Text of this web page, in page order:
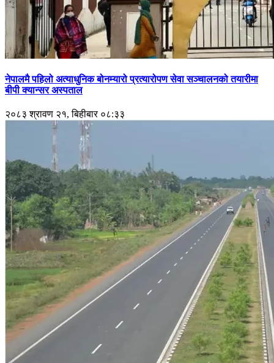
नेपालमै पहिलो अत्याधुनिक बोनम्यारो प्रत्यारोपण सेवा सञ्चालनको तयारीमा
बीपी क्यान्सर अस्पताल
२०८३ श्रावण २१, बिहीबार ०८:३३